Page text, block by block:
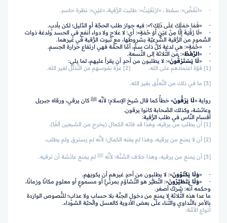
· «انْقَضَّ»: سقط ، «ارْتَقَيْتُ»: طلبت الرُّقية، «عَيْنٍ»: نظرة حاسدٍ.
· «فَمَا حَمَلَكَ عَلَى ذَلِكَ؟»: فيه جواز طلب الحجَّة أو الدَّليل؛ لكن بأدبٍ.
· «لَا رُقْيَةَ إِلَّا مِنْ عَيْنٍ أَوْ حُمَةٍ»: أي: لا علاج ولا دواء أنفع في الحسد ولدغة ذوات
السُّموم من الرُّقية الشَّرعيَّة بشروطها، مع ثبوت الرُّقية في غيرهما.
· «حُمَةٍ»: هي لدغة كلِّ ذات سمٍّ، أمَّا الحمَّة فهي ارتفاع حرارة الجسم.
· «الرَّهْطُ»: من الثَّلاثة إلى التِّسعة.
· «لَا يَسْتَرْقُونَ»: لا يطلبون من أحدٍ أن يقرأ عليهم، لما يلي:
[1] قوَّة اعتمادهم على الله. [2] عزَّة نفوسهم عن التَّذلُّل لغير الله.
[3] ما في ذلك من التَّعلُّق بغير الله.
رواية «لَا يَرْقُونَ» خطأٌ كما قال شيخ الإسلام؛ لأنَّه ﷺ كان يرقي، ورقاه جبريل
وعائشة، وكذلك الصَّحابة كانوا يرقون.
أقسام النَّاس في طلب الرُّقية:
[1] أن يطلب من يرقيه، وهذا قد فاته الكمال (يخرج من السَّبعين ألفًا).
[2] أن لا يمنع من يرقيه، وهذا لم يفته الكمال؛ لأنَّه لم يسترق ولم يطلب.
[3] أن يمنع من يرقيه، وهذا خلاف السُّنَّة؛ لأنَّه ﷺ لم يمنع عائشة أن ترقيه.
· «وَلَا يَكْتَوُونَ»: لا يطلبون من أحدٍ غيرهم أن يكويهم.
· «وَلَا يَتَطَيَّرُونَ»: التَّطيُّر هو التَّشاؤم بمرئيٍّ أو مسموعٍ أو معلومٍ مكانًا وزمانًا،
وحكمه أنَّه: شركٌ أصغر.
ما عدا هذه الثَّلاثة لا يمنع من دخول الجنَّة بلا حسابٍ ولا عذابٍ؛ للنُّصوص الواردة
بالأمر بالتَّداوي والثَّناء على بعض الأدوية كالعسل والحبَّة السَّوداء.
أنواع الأمَّة: